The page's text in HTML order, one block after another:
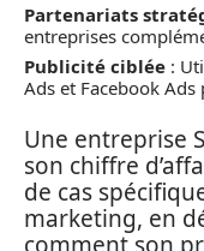
Partenariats
entreprises
Publicité ciblée :
Ads et Facebook
Une entreprise
son chiffre
de cas
marketing, en